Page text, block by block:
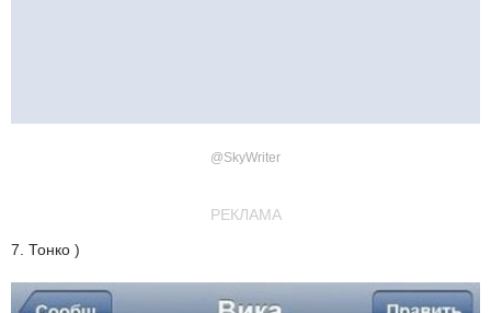
@SkyWriter
РЕКЛАМА
7. Тонко )